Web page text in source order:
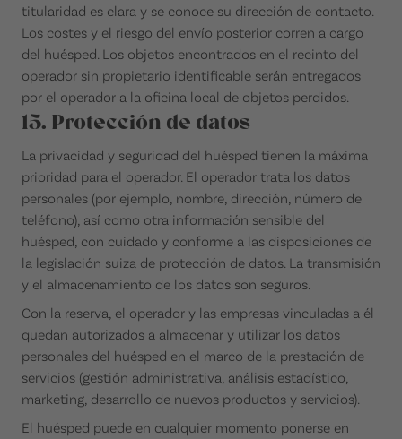
titularidad es clara y se conoce su dirección de contacto.
Los costes y el riesgo del envío posterior corren a cargo
del huésped. Los objetos encontrados en el recinto del
operador sin propietario identificable serán entregados
por el operador a la oficina local de objetos perdidos.
15. Protección de datos
La privacidad y seguridad del huésped tienen la máxima
prioridad para el operador. El operador trata los datos
personales (por ejemplo, nombre, dirección, número de
teléfono), así como otra información sensible del
huésped, con cuidado y conforme a las disposiciones de
la legislación suiza de protección de datos. La transmisión
y el almacenamiento de los datos son seguros.
Con la reserva, el operador y las empresas vinculadas a él
quedan autorizados a almacenar y utilizar los datos
personales del huésped en el marco de la prestación de
servicios (gestión administrativa, análisis estadístico,
marketing, desarrollo de nuevos productos y servicios).
El huésped puede en cualquier momento ponerse en